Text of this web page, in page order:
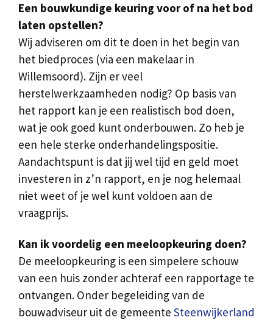
Een bouwkundige keuring voor of na het bod
laten opstellen?
Wij adviseren om dit te doen in het begin van
het biedproces (via een makelaar in
Willemsoord). Zijn er veel
herstelwerkzaamheden nodig? Op basis van
het rapport kan je een realistisch bod doen,
wat je ook goed kunt onderbouwen. Zo heb je
een hele sterke onderhandelingspositie.
Aandachtspunt is dat jij wel tijd en geld moet
investeren in z’n rapport, en je nog helemaal
niet weet of je wel kunt voldoen aan de
vraagprijs.
Kan ik voordelig een meeloopkeuring doen?
De meeloopkeuring is een simpelere schouw
van een huis zonder achteraf een rapportage te
ontvangen. Onder begeleiding van de
bouwadviseur uit de gemeente Steenwijkerland